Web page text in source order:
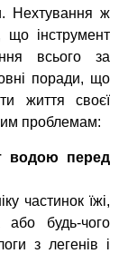
Нехтування ж
інструмент
всього за
поради, що
життя своєї
проблемам:
водою перед
частинок їжі,
будь-чого
з легенів і